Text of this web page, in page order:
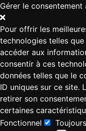
Gérer le
Pour offrir les
technologies telles
accéder aux
consentir à ces
données telles que le
ID uniques sur ce site.
retirer son
certaines
Fonctionnel